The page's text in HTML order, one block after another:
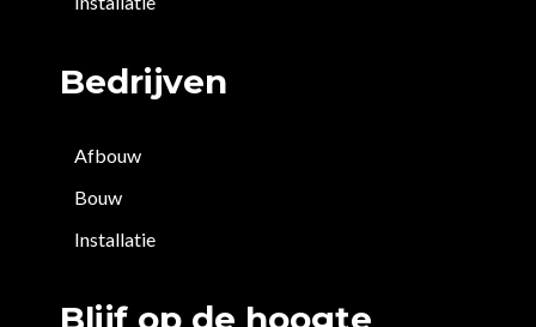
Bedrijven
Afbouw
Bouw
Installatie